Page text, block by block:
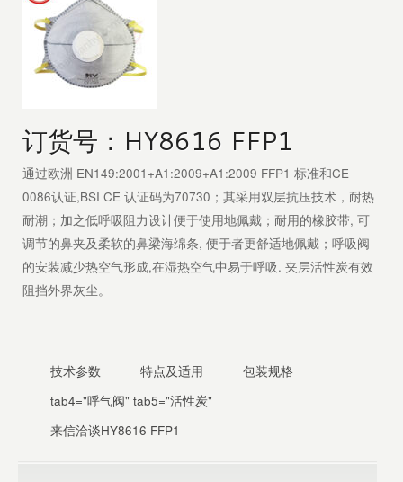
订货号：HY8616 FFP1
通过欧洲 EN149:2001+A1:2009+A1:2009 FFP1 标准和CE
0086认证,BSI CE 认证码为70730；其采用双层抗压技术，耐热
耐潮；加之低呼吸阻力设计便于使用地佩戴；耐用的橡胶带, 可
调节的鼻夹及柔软的鼻梁海绵条, 便于者更舒适地佩戴；呼吸阀
的安装减少热空气形成,在湿热空气中易于呼吸. 夹层活性炭有效
阻挡外界灰尘。
技术参数 特点及适用
包装规格
tab4="呼气阀" tab5="活性炭"
来信洽谈HY8616 FFP1